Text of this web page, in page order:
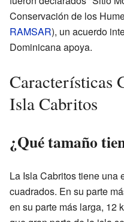
Conservación de los
RAMSAR), un acuerdo
Dominicana apoya.
Características
Isla Cabritos
¿Qué tamaño
La Isla Cabritos tiene una
cuadrados. En su parte
en su parte más larga, 12